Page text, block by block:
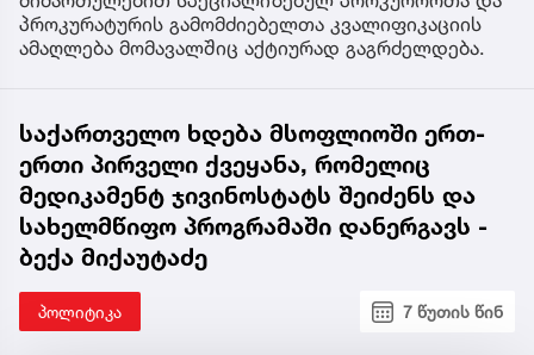
პროკურატურის გამომძიებელთა კვალიფიკაციის
ამაღლება მომავალშიც აქტიურად გაგრძელდება.
საქართველო ხდება მსოფლიოში ერთ-
ერთი პირველი ქვეყანა, რომელიც
მედიკამენტ ჯივინოსტატს შეიძენს და
სახელმწიფო პროგრამაში დანერგავს -
ბექა მიქაუტაძე
პოლიტიკა 7 წუთის წინ